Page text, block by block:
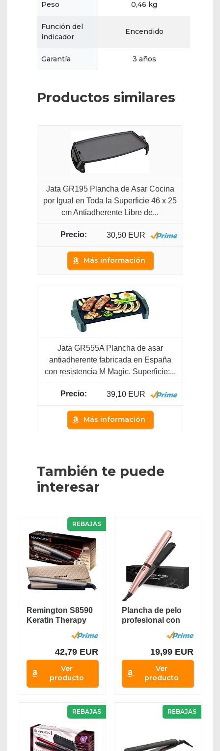
Peso 0,46 kg
Función del
indicador
Encendido
Garantía 3 años
Productos similares
Jata GR195 Plancha de Asar Cocina
por Igual en Toda la Superficie 46 x 25
cm Antiadherente Libre de...
30,50 EUR
Más información
Jata GR555A Plancha de asar
antiadherente fabricada en España
con resistencia M Magic. Superficie:...
39,10 EUR
Más información
También te puede
interesar
REBAJAS
Remington S8590
Keratin Therapy
Pro, Plancha de...
42,79 EUR
Ver
producto
Plancha de pelo
profesional con
pantalla LCD,...
19,99 EUR
Ver
producto
REBAJAS REBAJAS